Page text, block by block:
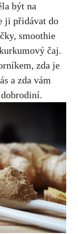
být na
ji přidávat do
smoothie
čaj.
zda je
a zda vám